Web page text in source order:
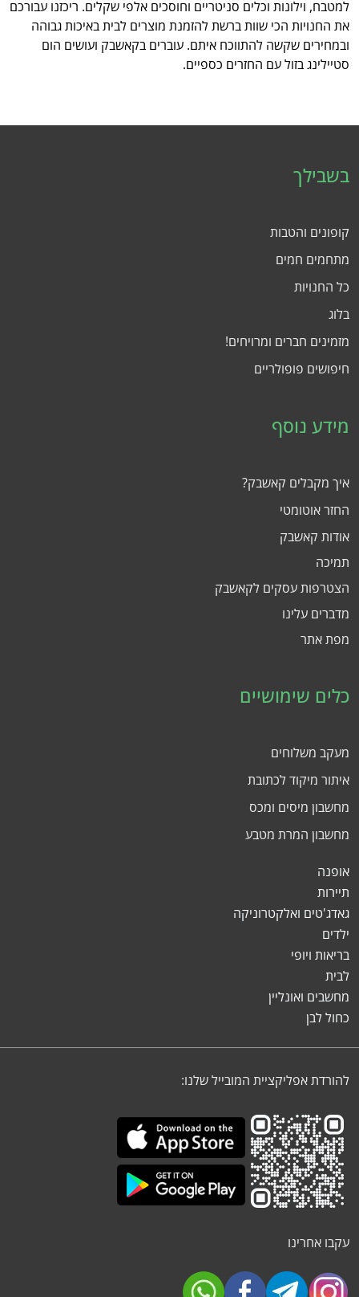
למטבח, וילונות וכלים סניטריים וחוסכים אלפי שקלים. ריכזנו עבורכם
את החנויות הכי שוות ברשת להזמנת מוצרים לבית באיכות גבוהה
ובמחירים שקשה להתווכח איתם. עוברים בקאשבק ועושים הום
סטיילינג בזול עם החזרים כספיים.
בשבילך
קופונים והטבות
מתחמים חמים
כל החנויות
בלוג
מזמינים חברים ומרויחים!
חיפושים פופולריים
מידע נוסף
איך מקבלים קאשבק?
החזר אוטומטי
אודות קאשבק
תמיכה
הצטרפות עסקים לקאשבק
מדברים עלינו
מפת אתר
כלים שימושיים
מעקב משלוחים
איתור מיקוד לכתובת
מחשבון מיסים ומכס
מחשבון המרת מטבע
אופנה
תיירות
גאדג'טים ואלקטרוניקה
ילדים
בריאות ויופי
לבית
מחשבים ואונליין
כחול לבן
להורדת אפליקציית המובייל שלנו:
עקבו אחרינו